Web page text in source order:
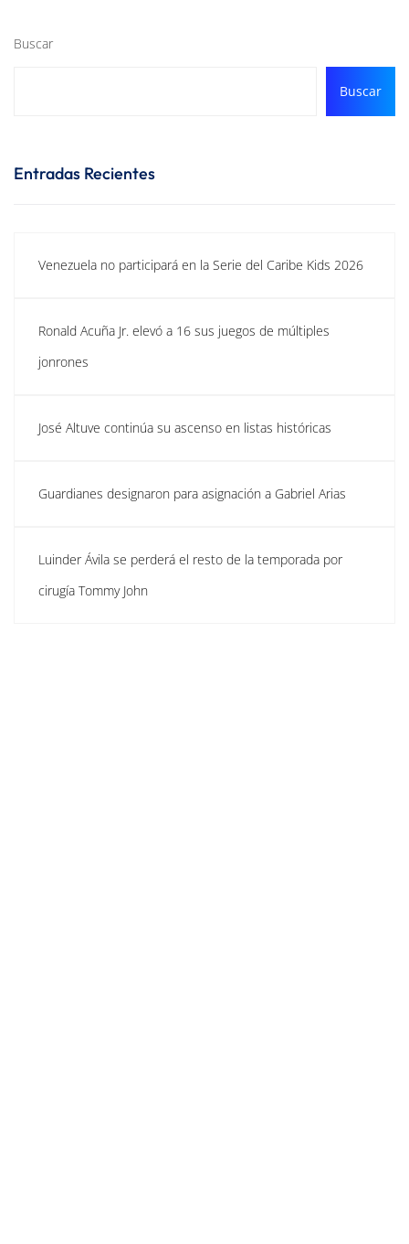
Buscar
Buscar
Entradas Recientes
Venezuela no participará en la Serie del Caribe Kids 2026
Ronald Acuña Jr. elevó a 16 sus juegos de múltiples
jonrones
José Altuve continúa su ascenso en listas históricas
Guardianes designaron para asignación a Gabriel Arias
Luinder Ávila se perderá el resto de la temporada por
cirugía Tommy John